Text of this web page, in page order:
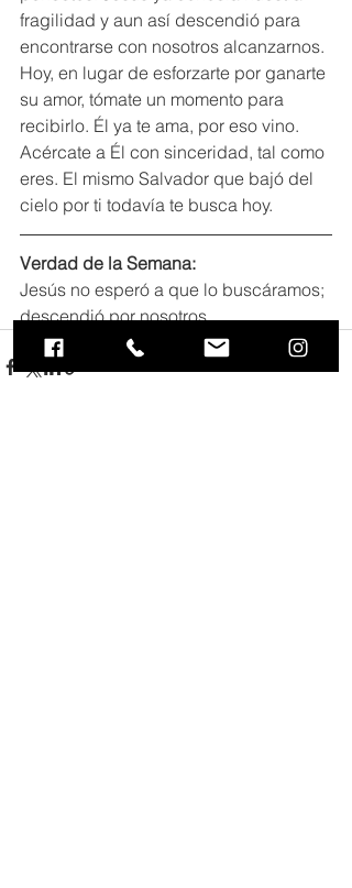
fragilidad y aun así descendió para
encontrarse con nosotros alcanzarnos.
Hoy, en lugar de esforzarte por ganarte
su amor, tómate un momento para
recibirlo. Él ya te ama, por eso vino.
Acércate a Él con sinceridad, tal como
eres. El mismo Salvador que bajó del
cielo por ti todavía te busca hoy.
Verdad de la Semana:
Jesús no esperó a que lo buscáramos;
descendió por nosotros.